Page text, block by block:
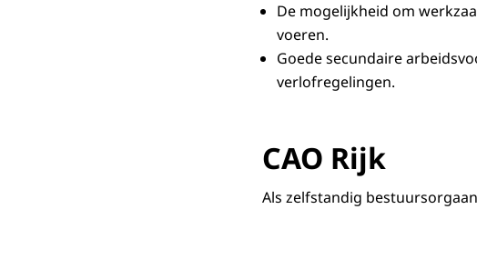
De mogelijkheid om
voeren.
Goede secundaire
verlofregelingen.
CAO Rijk
Als zelfstandig